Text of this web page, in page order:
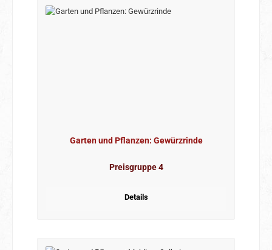
Garten und Pflanzen: Gewürzrinde
Preisgruppe 4
Details